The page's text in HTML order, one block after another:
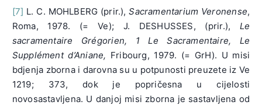
[7] L. C. MOHLBERG (prir.),Sacramentarium Veronense,
Roma, 1978. (= Ve); J. DESHUSSES, (prir.), Le
sacramentaire Grégorien, 1 Le Sacramentaire, Le
Supplément d’Aniane, Fribourg, 1979. (= GrH). U misi
bdjenja zborna i darovna su u potpunosti preuzete iz Ve
1219; 373, dok je popričesna u cijelosti
novosastavljena. U danjoj misi zborna je sastavljena od